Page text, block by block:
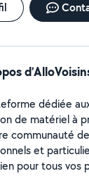
dédiée
de matériel à
communauté
et
pour tous vos